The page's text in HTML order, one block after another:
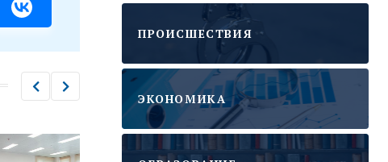
ПРОИСШЕСТВИЯ
ЭКОНОМИКА